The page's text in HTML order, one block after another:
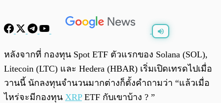
พร้อมเล่น
หลังจากที่ กองทุน Spot ETF ตัวแรกของ Solana (SOL),
Litecoin (LTC) และ Hedera (HBAR) เริ่มเปิดเทรดไปเมื่อ
วานนี้ นักลงทุนจำนวนมากต่างก็ตั้งคำถามว่า “แล้วเมื่อ
ไหร่จะมีกองทุน XRPETF กับเขาบ้าง ? ”